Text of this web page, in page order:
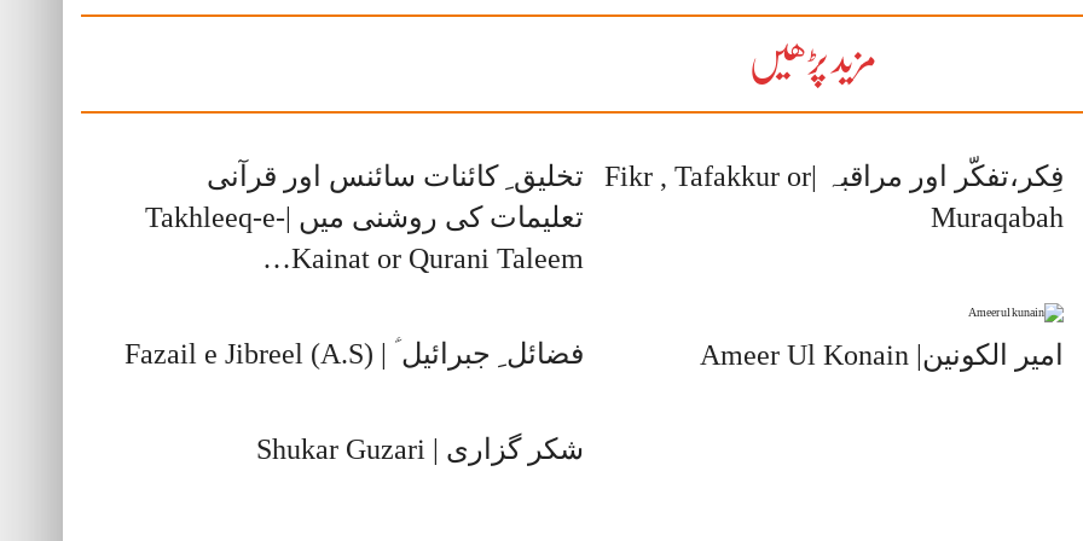
مزید پڑھیں
فِکر،تفکّر اور مراقبہ |Fikr , Tafakkur or
Muraqabah
تخلیق ِ کائنات سائنس اور قرآنی
تعلیمات کی روشنی میں |Takhleeq-e-
Kainat or Qurani Taleem…
امیر الکونین| Ameer Ul Konain فضائل ِ جبرائیل ؑ | Fazail e Jibreel (A.S)
شکر گزاری | Shukar Guzari